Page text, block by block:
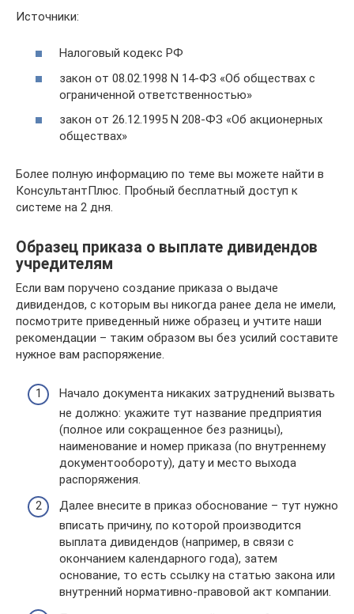
Источники:
Налоговый кодекс РФ
закон от 08.02.1998 N 14-ФЗ «Об обществах с
ограниченной ответственностью»
закон от 26.12.1995 N 208-ФЗ «Об акционерных
обществах»
Более полную информацию по теме вы можете найти в
КонсультантПлюс. Пробный бесплатный доступ к
системе на 2 дня.
Образец приказа о выплате дивидендов
учредителям
Если вам поручено создание приказа о выдаче
дивидендов, с которым вы никогда ранее дела не имели,
посмотрите приведенный ниже образец и учтите наши
рекомендации – таким образом вы без усилий составите
нужное вам распоряжение.
Начало документа никаких затруднений вызвать
не должно: укажите тут название предприятия
(полное или сокращенное без разницы),
наименование и номер приказа (по внутреннему
документообороту), дату и место выхода
распоряжения.
Далее внесите в приказ обоснование – тут нужно
вписать причину, по которой производится
выплата дивидендов (например, в связи с
окончанием календарного года), затем
основание, то есть ссылку на статью закона или
внутренний нормативно-правовой акт компании.